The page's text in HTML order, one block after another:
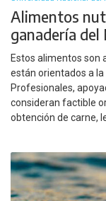
Alimentos
ganadería del
Estos alimentos son
están orientados a
Profesionales,
consideran factible
obtención de carne,